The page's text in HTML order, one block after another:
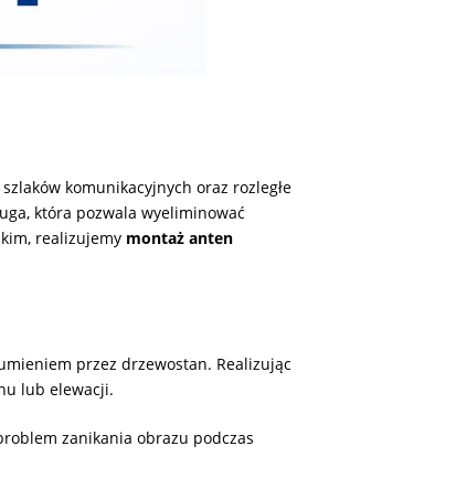
komunikacyjnych oraz rozległe
która pozwala wyeliminować
realizujemy montaż anten
przez drzewostan. Realizując
lub elewacji.
zanikania obrazu podczas